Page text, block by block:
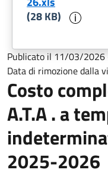
(28 KB)
Publicato il 11/03/2026
Data di rimozione dalla
Costo
A.T.A . a
2025-2026